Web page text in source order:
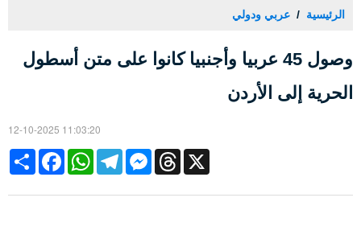
الرئيسية عربي ودولي
وصول 45 عربيا وأجنبيا كانوا على متن أسطول
الحرية إلى الأردن
12-10-2025 11:03:20
Share
FacebookWhatsAppTelegramMessengerThreads X